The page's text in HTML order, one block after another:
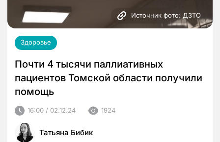
Источник фото: ДЗТО
Здоровье
Почти 4 тысячи паллиативных
пациентов Томской области получили
помощь
16:00 / 02.12.24 1924
Татьяна Бибик